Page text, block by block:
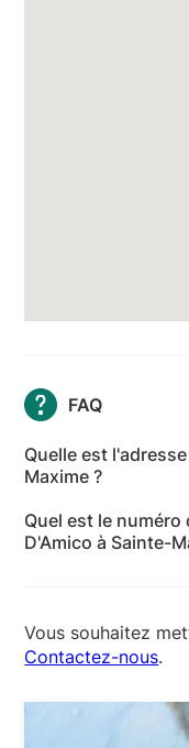
FAQ
Quelle est
Maxime ?
est 65 Avenue du
Quel est le
D'Amico à Sainte-
Vous souhaitez
Contactez-nous.